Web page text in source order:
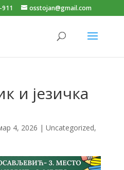
911 osstojan@gmail.com
и језичка
4, 2026 | Uncategorized,